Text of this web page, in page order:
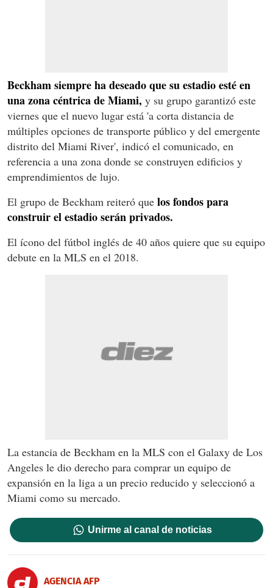
Beckham siempre ha deseado que su estadio esté en
una zona céntrica de Miami, y su grupo garantizó este
viernes que el nuevo lugar está 'a corta distancia de
múltiples opciones de transporte público y del emergente
distrito del Miami River', indicó el comunicado, en
referencia a una zona donde se construyen edificios y
emprendimientos de lujo.
El grupo de Beckham reiteró que los fondos para
construir el estadio serán privados.
El ícono del fútbol inglés de 40 años quiere que su equipo
debute en la MLS en el 2018.
La estancia de Beckham en la MLS con el Galaxy de Los
Angeles le dio derecho para comprar un equipo de
expansión en la liga a un precio reducido y seleccionó a
Miami como su mercado.
Unirme al canal de noticias
AGENCIA AFP